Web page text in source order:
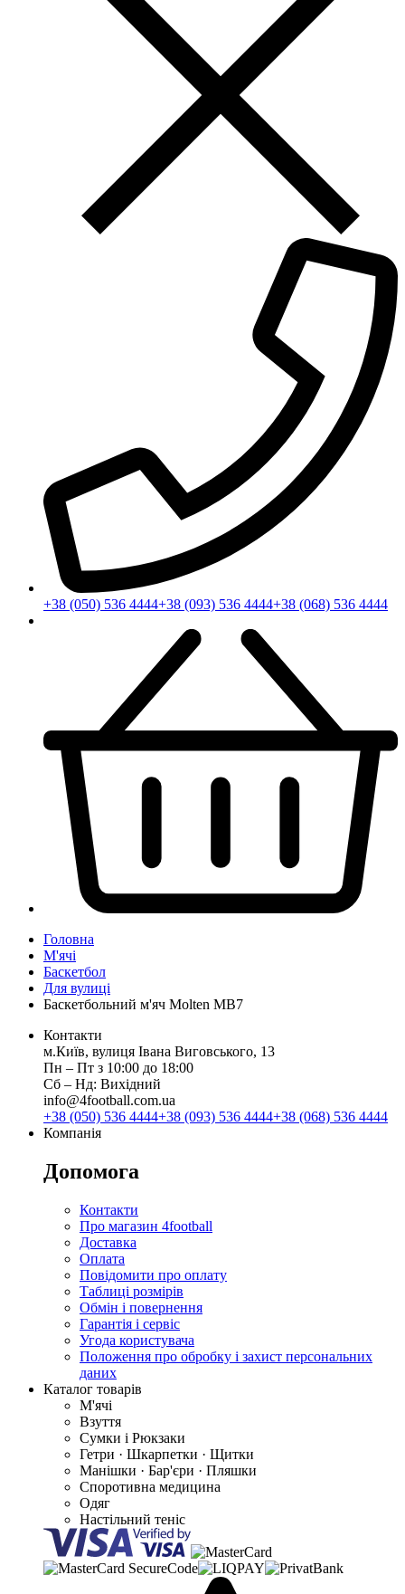
+38 (050) 536 4444+38 (093) 536 4444+38 (068) 536 4444
Головна
М'ячі
Баскетбол
Для вулиці
Баскетбольний м'яч Molten MB7
Контакти
м.Київ, вулиця Івана Виговського, 13
Пн ‒ Пт з 10:00 до 18:00
Сб ‒ Нд: Вихідний
info@4football.com.ua
+38 (050) 536 4444+38 (093) 536 4444+38 (068) 536 4444
Компанія
Допомога
Контакти
Про магазин 4football
Доставка
Оплата
Повідомити про оплату
Таблиці розмірів
Обмін і повернення
Гарантія і сервіс
Угода користувача
Положення про обробку і захист персональних
даних
Каталог товарів
М'ячі
Взуття
Сумки і Рюкзаки
Гетри · Шкарпетки · Щитки
Манішки · Бар'єри · Пляшки
Споротивна медицина
Одяг
Настільний теніс